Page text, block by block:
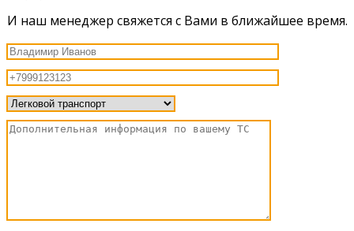
И наш менеджер свяжется с Вами в ближайшее время.